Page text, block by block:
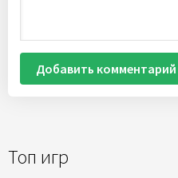
Топ игр
Добавить комментарий